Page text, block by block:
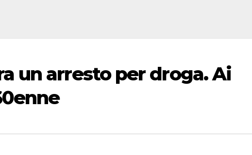
un arresto per droga. Ai